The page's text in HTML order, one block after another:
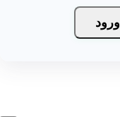
ورود